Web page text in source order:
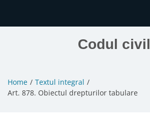
Codul civil
Home
Textul integral
Art. 878. Obiectul drepturilor tabulare